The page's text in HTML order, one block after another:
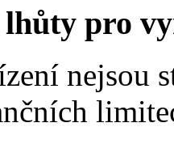
lhůty pro
nejsou